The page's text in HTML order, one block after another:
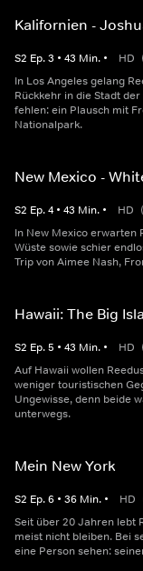
Kalifornien -
S2 Ep.3 • 43 Min. • HD
In Los Angeles gelang
Rückkehr in die Stadt
fehlen: ein Plausch mit
Nationalpark.
New Mexico -
S2 Ep.4 • 43 Min. • HD
In New Mexico erwarten
Wüste sowie schier
Trip von Aimee Nash,
Hawaii: The Big
S2 Ep.5 • 43 Min. • HD
Auf Hawaii wollen
weniger touristischen
Ungewisse, denn beide
unterwegs.
Mein New York
S2 Ep.6 • 36 Min. • HD
Seit über 20 Jahren lebt
meist nicht bleiben. Bei
eine Person sehen: